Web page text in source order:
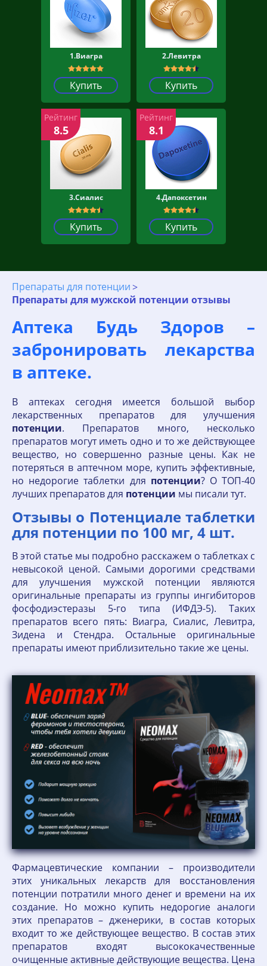
1.Виагра
Купить
2.Левитра
Купить
3.Сиалис
Купить
Рейтинг
8.5
4.Дапоксетин
Купить
Рейтинг
8.1
Препараты для потенции
Препараты для мужской потенции отзывы
Аптека Будь Здоров –
забронировать лекарства
в аптеке.
В аптеках сегодня имеется большой выбор
лекарственных препаратов для улучшения
потенции. Препаратов много, несколько
препаратов могут иметь одно и то же действующее
вещество, но совершенно разные цены. Как не
потеряться в аптечном море, купить эффективные,
но недорогие таблетки для потенции? О ТОП-40
лучших препаратов для потенции мы писали тут.
Отзывы о Потенциале таблетки
для потенции по 100 мг, 4 шт.
В этой статье мы подробно расскажем о таблетках с
невысокой ценой. Самыми дорогими средствами
для улучшения мужской потенции являются
оригинальные препараты из группы ингибиторов
фосфодиэстеразы 5-го типа (ИФДЭ-5). Таких
препаратов всего пять: Виагра, Сиалис, Левитра,
Зидена и Стендра. Остальные оригинальные
препараты имеют приблизительно такие же цены.
Фармацевтические компании – производители
этих уникальных лекарств для восстановления
потенции потратили много денег и времени на их
создание. Но можно купить недорогие аналоги
этих препаратов – дженерики, в состав которых
входит то же действующее вещество. В состав этих
препаратов входят высококачественные
очищенные активные действующие вещества. Цена